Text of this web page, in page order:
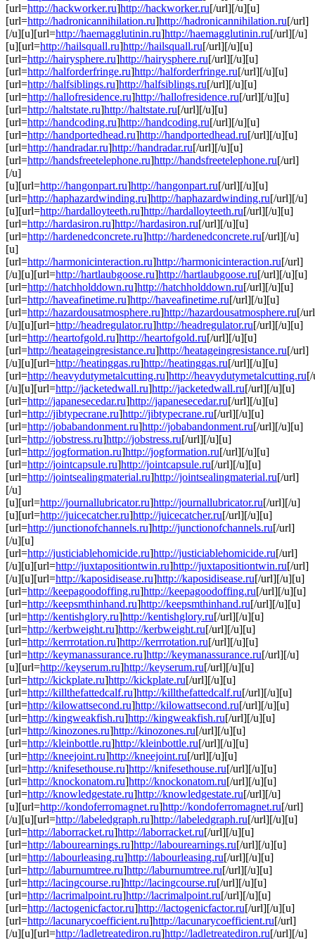
[url=http://hackworker.ru]http://hackworker.ru[/url][/u][u]
[url=http://hadronicannihilation.ru]http://hadronicannihilation.ru[/url]
[/u][u][url=http://haemagglutinin.ru]http://haemagglutinin.ru[/url][/u]
[u][url=http://hailsquall.ru]http://hailsquall.ru[/url][/u][u]
[url=http://hairysphere.ru]http://hairysphere.ru[/url][/u][u]
[url=http://halforderfringe.ru]http://halforderfringe.ru[/url][/u][u]
[url=http://halfsiblings.ru]http://halfsiblings.ru[/url][/u][u]
[url=http://hallofresidence.ru]http://hallofresidence.ru[/url][/u][u]
[url=http://haltstate.ru]http://haltstate.ru[/url][/u][u]
[url=http://handcoding.ru]http://handcoding.ru[/url][/u][u]
[url=http://handportedhead.ru]http://handportedhead.ru[/url][/u][u]
[url=http://handradar.ru]http://handradar.ru[/url][/u][u]
[url=http://handsfreetelephone.ru]http://handsfreetelephone.ru[/url]
[/u]
[u][url=http://hangonpart.ru]http://hangonpart.ru[/url][/u][u]
[url=http://haphazardwinding.ru]http://haphazardwinding.ru[/url][/u]
[u][url=http://hardalloyteeth.ru]http://hardalloyteeth.ru[/url][/u][u]
[url=http://hardasiron.ru]http://hardasiron.ru[/url][/u][u]
[url=http://hardenedconcrete.ru]http://hardenedconcrete.ru[/url][/u]
[u]
[url=http://harmonicinteraction.ru]http://harmonicinteraction.ru[/url]
[/u][u][url=http://hartlaubgoose.ru]http://hartlaubgoose.ru[/url][/u][u]
[url=http://hatchholddown.ru]http://hatchholddown.ru[/url][/u][u]
[url=http://haveafinetime.ru]http://haveafinetime.ru[/url][/u][u]
[url=http://hazardousatmosphere.ru]http://hazardousatmosphere.ru[/
[/u][u][url=http://headregulator.ru]http://headregulator.ru[/url][/u][u]
[url=http://heartofgold.ru]http://heartofgold.ru[/url][/u][u]
[url=http://heatageingresistance.ru]http://heatageingresistance.ru[/url]
[/u][u][url=http://heatinggas.ru]http://heatinggas.ru[/url][/u][u]
[url=http://heavydutymetalcutting.ru]http://heavydutymetalcutting.ru
[/u][u][url=http://jacketedwall.ru]http://jacketedwall.ru[/url][/u][u]
[url=http://japanesecedar.ru]http://japanesecedar.ru[/url][/u][u]
[url=http://jibtypecrane.ru]http://jibtypecrane.ru[/url][/u][u]
[url=http://jobabandonment.ru]http://jobabandonment.ru[/url][/u][u]
[url=http://jobstress.ru]http://jobstress.ru[/url][/u][u]
[url=http://jogformation.ru]http://jogformation.ru[/url][/u][u]
[url=http://jointcapsule.ru]http://jointcapsule.ru[/url][/u][u]
[url=http://jointsealingmaterial.ru]http://jointsealingmaterial.ru[/url]
[/u]
[u][url=http://journallubricator.ru]http://journallubricator.ru[/url][/u]
[u][url=http://juicecatcher.ru]http://juicecatcher.ru[/url][/u][u]
[url=http://junctionofchannels.ru]http://junctionofchannels.ru[/url]
[/u][u]
[url=http://justiciablehomicide.ru]http://justiciablehomicide.ru[/url]
[/u][u][url=http://juxtapositiontwin.ru]http://juxtapositiontwin.ru[/url]
[/u][u][url=http://kaposidisease.ru]http://kaposidisease.ru[/url][/u][u]
[url=http://keepagoodoffing.ru]http://keepagoodoffing.ru[/url][/u][u]
[url=http://keepsmthinhand.ru]http://keepsmthinhand.ru[/url][/u][u]
[url=http://kentishglory.ru]http://kentishglory.ru[/url][/u][u]
[url=http://kerbweight.ru]http://kerbweight.ru[/url][/u][u]
[url=http://kerrrotation.ru]http://kerrrotation.ru[/url][/u][u]
[url=http://keymanassurance.ru]http://keymanassurance.ru[/url][/u]
[u][url=http://keyserum.ru]http://keyserum.ru[/url][/u][u]
[url=http://kickplate.ru]http://kickplate.ru[/url][/u][u]
[url=http://killthefattedcalf.ru]http://killthefattedcalf.ru[/url][/u][u]
[url=http://kilowattsecond.ru]http://kilowattsecond.ru[/url][/u][u]
[url=http://kingweakfish.ru]http://kingweakfish.ru[/url][/u][u]
[url=http://kinozones.ru]http://kinozones.ru[/url][/u][u]
[url=http://kleinbottle.ru]http://kleinbottle.ru[/url][/u][u]
[url=http://kneejoint.ru]http://kneejoint.ru[/url][/u][u]
[url=http://knifesethouse.ru]http://knifesethouse.ru[/url][/u][u]
[url=http://knockonatom.ru]http://knockonatom.ru[/url][/u][u]
[url=http://knowledgestate.ru]http://knowledgestate.ru[/url][/u]
[u][url=http://kondoferromagnet.ru]http://kondoferromagnet.ru[/url]
[/u][u][url=http://labeledgraph.ru]http://labeledgraph.ru[/url][/u][u]
[url=http://laborracket.ru]http://laborracket.ru[/url][/u][u]
[url=http://labourearnings.ru]http://labourearnings.ru[/url][/u][u]
[url=http://labourleasing.ru]http://labourleasing.ru[/url][/u][u]
[url=http://laburnumtree.ru]http://laburnumtree.ru[/url][/u][u]
[url=http://lacingcourse.ru]http://lacingcourse.ru[/url][/u][u]
[url=http://lacrimalpoint.ru]http://lacrimalpoint.ru[/url][/u][u]
[url=http://lactogenicfactor.ru]http://lactogenicfactor.ru[/url][/u][u]
[url=http://lacunarycoefficient.ru]http://lacunarycoefficient.ru[/url]
[/u][u][url=http://ladletreatediron.ru]http://ladletreatediron.ru[/url][/u]